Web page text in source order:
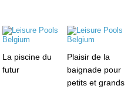
La piscine du
futur
Plaisir de la
baignade pour
petits et grands